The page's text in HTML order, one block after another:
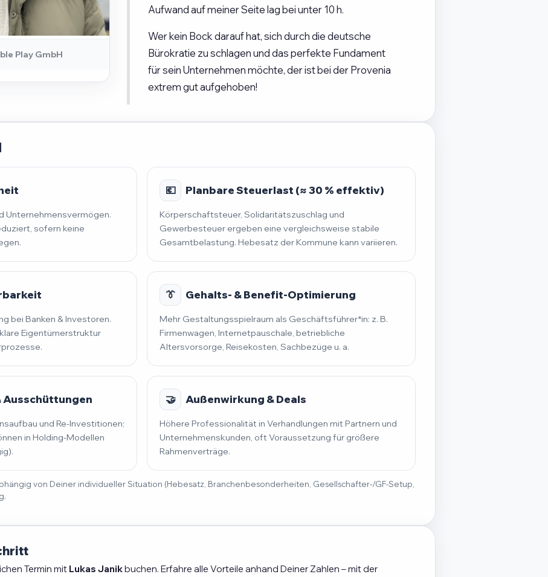
Play GmbH
Aufwand auf meiner Seite lag bei unter 10 h.
Wer kein Bock darauf hat, sich durch die deutsche
Bürokratie zu schlagen und das perfekte Fundament
für sein Unternehmen möchte, der ist bei der Provenia
extrem gut aufgehoben!
Unternehmensvermögen.
sofern keine
💶 Planbare Steuerlast (≈ 30 % effektiv)
Körperschaftsteuer, Solidaritätszuschlag und
Gewerbesteuer ergeben eine vergleichsweise stabile
Gesamtbelastung. Hebesatz der Kommune kann variieren.
bei Banken & Investoren.
Eigentümerstruktur
👔 Gehalts- & Benefit-Optimierung
Mehr Gestaltungsspielraum als Geschäftsführer*in: z. B.
Firmenwagen, Internetpauschale, betriebliche
Altersvorsorge, Reisekosten, Sachbezüge u. a.
und Re-Investitionen;
in Holding-Modellen
🤝 Außenwirkung & Deals
Höhere Professionalität in Verhandlungen mit Partnern und
Unternehmenskunden, oft Voraussetzung für größere
Rahmenverträge.
von Deiner individueller Situation (Hebesatz, Branchenbesonderheiten, Gesellschafter-/GF-Setup,
Termin mit Lukas Janikbuchen. Erfahre alle Vorteile anhand Deiner Zahlen – mit der